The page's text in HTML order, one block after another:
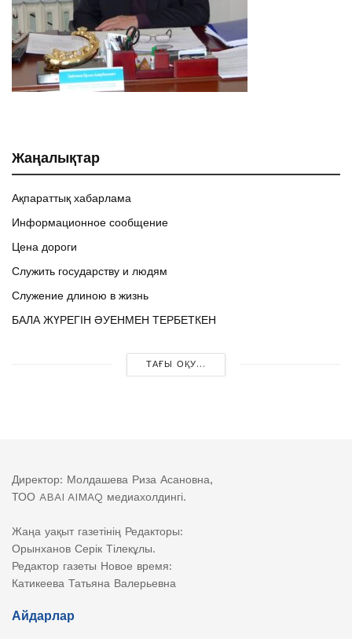
Жаңалықтар
Ақпараттық хабарлама
Информационное сообщение
Цена дороги
Служить государству и людям
Служение длиною в жизнь
БАЛА ЖҮРЕГІН ӘУЕНМЕН ТЕРБЕТКЕН
ТАҒЫ ОҚУ...
Директор: Молдашева Риза Асановна,
ТОО ABAI AIMAQ медиахолдингі.
Жаңа уақыт газетінің Редакторы:
Орынханов Серік Тілекұлы.
Редактор газеты Новое время:
Катикеева Татьяна Валерьевна
Айдарлар